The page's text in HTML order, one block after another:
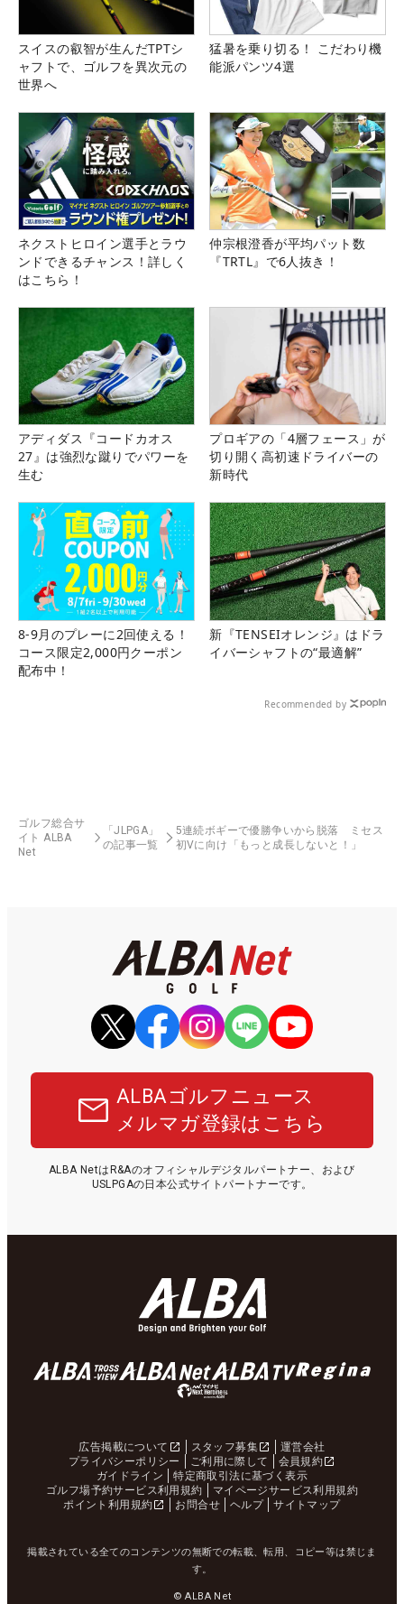
スイスの叡智が生んだTPTシ
ャフトで、ゴルフを異次元の
世界へ
猛暑を乗り切る！ こだわり機
能派パンツ4選
ネクストヒロイン選手とラウ
ンドできるチャンス！詳しく
はこちら！
仲宗根澄香が平均パット数
『TRTL』で6人抜き！
アディダス『コードカオス
27』は強烈な蹴りでパワーを
生む
プロギアの「4層フェース」が
切り開く高初速ドライバーの
新時代
8-9月のプレーに2回使える！
コース限定2,000円クーポン
配布中！
新『TENSEIオレンジ』はドラ
イバーシャフトの“最適解”
Recommended by
ゴルフ総合サ
イト ALBA
Net
「JLPGA」
の記事一覧
5連続ボギーで優勝争いから脱落 ミセス
初Vに向け「もっと成長しないと！」
ALBAゴルフニュース
メルマガ登録はこちら
ALBA NetはR&Aのオフィシャルデジタルパートナー、および
USLPGAの日本公式サイトパートナーです。
広告掲載について スタッフ募集
運営会社
プライバシーポリシー
ご利用に際して
会員規約
ガイドライン
特定商取引法に基づく表示
ゴルフ場予約サービス利用規約
マイページサービス利用規約
ポイント利用規約
お問合せ ヘルプ サイトマップ
掲載されている全てのコンテンツの無断での転載、転用、コピー等は禁じま
す。
© ALBA Net